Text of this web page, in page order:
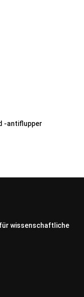
-antiflupper
wissenschaftliche